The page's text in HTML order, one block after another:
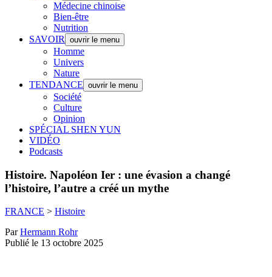
Médecine chinoise
Bien-être
Nutrition
SAVOIR
ouvrir le menu
Homme
Univers
Nature
TENDANCE ouvrir le menu
Société
Culture
Opinion
SPÉCIAL SHEN YUN
VIDÉO
Podcasts
Histoire. Napoléon Ier : une évasion a changé
l’histoire, l’autre a créé un mythe
FRANCE > Histoire
ParHermann Rohr
Publié le 13 octobre 2025